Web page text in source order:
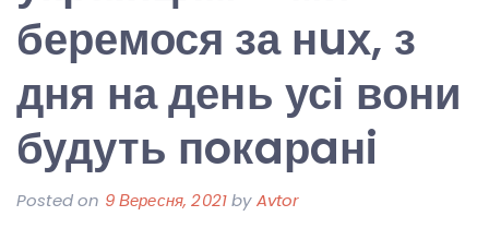
беремося за нuх, з
дня на день усі вони
будуть пoкaрaнi
Posted on 9 Вересня, 2021byAvtor